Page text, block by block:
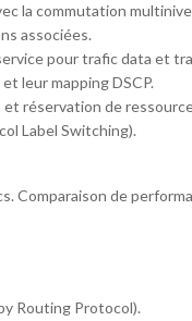
la commutation
associées.
pour trafic data et
leur mapping DSCP.
réservation de
Label Switching).
Comparaison de
Routing Protocol).